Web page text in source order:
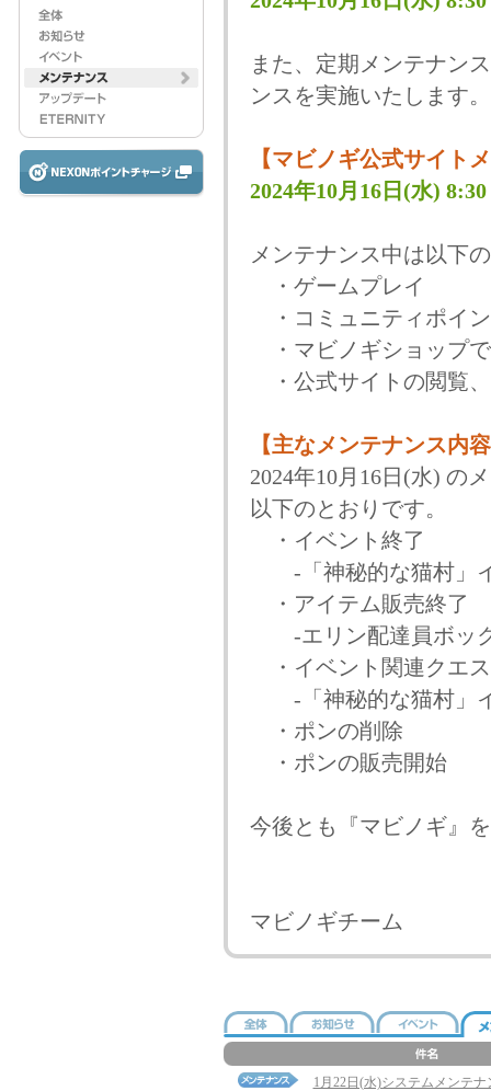
また、定期メンテナン
ンスを実施いたします。
【マビノギ公式サイト
2024年10月16日(水)
メンテナンス中は以下
・ゲームプレイ
・コミュニティポイ
・マビノギショップ
・公式サイトの閲覧
【主なメンテナンス内
2024年10月16日(水) の
以下のとおりです。
・イベント終了
-「神秘的な猫村」
・アイテム販売終了
-エリン配達員ボッ
・イベント関連クエ
-「神秘的な猫村」
・ポンの削除
・ポンの販売開始
今後とも『マビノギ』
マビノギチーム
1月22日(水)システムメンテ